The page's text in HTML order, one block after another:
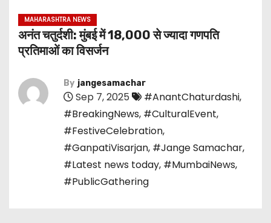
MAHARASHTRA NEWS
अनंत चतुर्दशी: मुंबई में 18,000 से ज्यादा गणपति
प्रतिमाओं का विसर्जन
By jangesamachar
Sep 7, 2025 #AnantChaturdashi,
#BreakingNews, #CulturalEvent,
#FestiveCelebration,
#GanpatiVisarjan, #Jange Samachar,
#Latest news today, #MumbaiNews,
#PublicGathering